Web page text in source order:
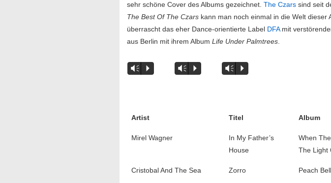
sehr schöne Cover des Albums gezeichnet.The Czars sind seit
The Best Of The Czars kann man noch einmal in die Welt
überrascht das eher Dance-orientierte Label DFAmit
aus Berlin mit ihrem AlbumLife Under Palmtrees
Vm P Vm P Vm P
Artist Titel Album
Mirel Wagner
In My Father’s
House
When
The Light
Cristobal And The Sea Zorro Peach